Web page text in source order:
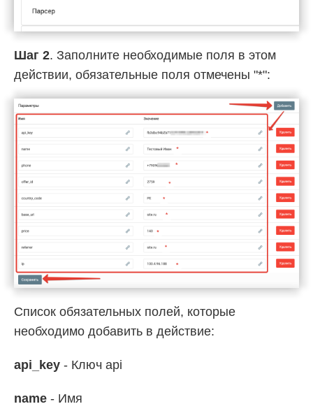
Шаг 2. Заполните необходимые поля в этом
действии, обязательные поля отмечены "*":
Список обязательных полей, которые
необходимо добавить в действие:
api_key - Ключ api
name - Имя